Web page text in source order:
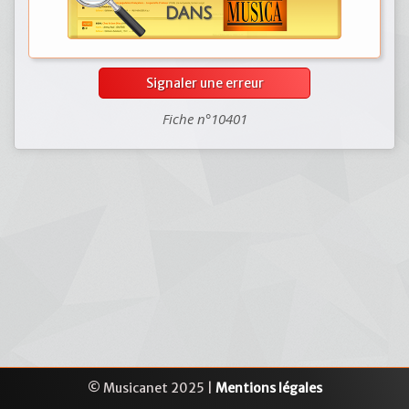
Signaler une erreur
Fiche n°10401
© Musicanet 2025 | Mentions légales